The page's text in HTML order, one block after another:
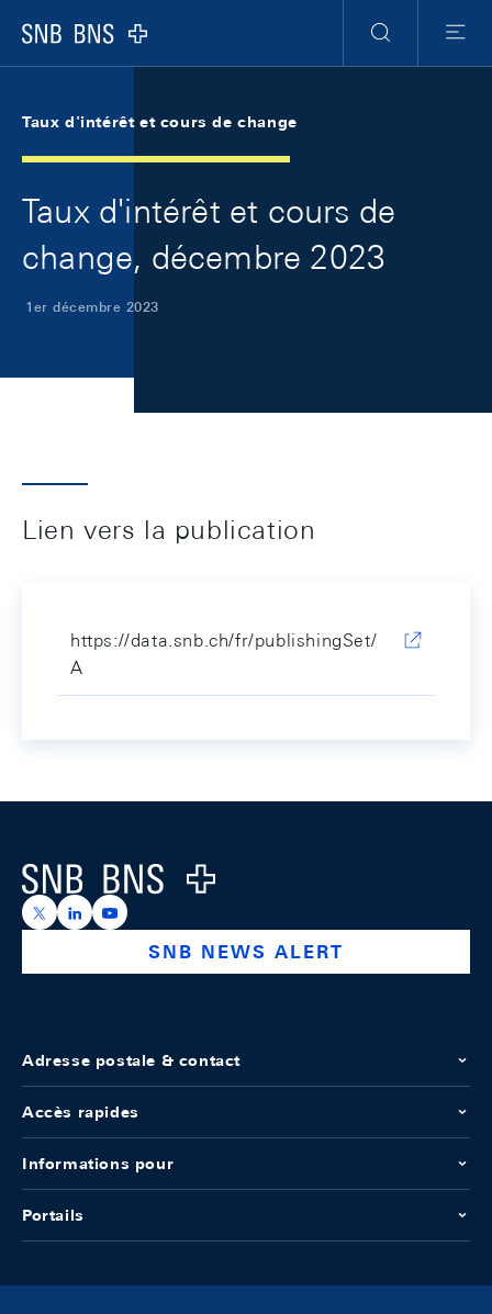
Logo
RechercheMenu
Taux d'intérêt et cours de change
Taux d'intérêt et cours de
change, décembre 2023
1er décembre 2023
Lien vers la publication
https://data.snb.ch/fr/publishingSet/
A
Logo
https://x.com/snb_bns
https://ch.linkedin.com/company/swiss-national-
https://www.youtube.com/@swissnationalbank
SNB NEWS ALERT
Adresse postale & contact
Accès rapides
Informations pour
Portails